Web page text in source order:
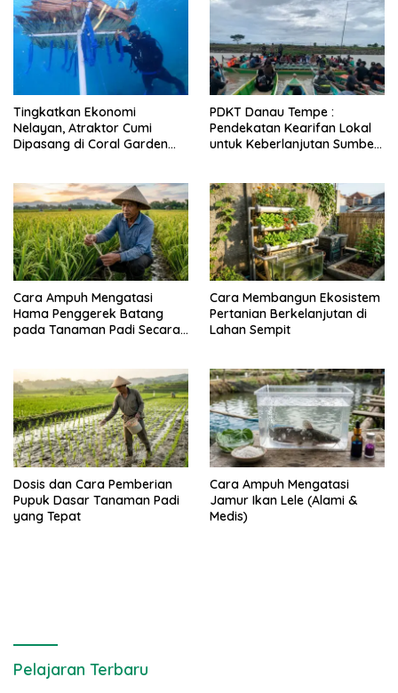
Tingkatkan Ekonomi
Nelayan, Atraktor Cumi
Dipasang di Coral Garden
PDKT Danau Tempe :
Pendekatan Kearifan Lokal
untuk Keberlanjutan Sumber
Cara Ampuh Mengatasi
Hama Penggerek Batang
pada Tanaman Padi Secara
Cara Membangun Ekosistem
Pertanian Berkelanjutan di
Lahan Sempit
Dosis dan Cara Pemberian
Pupuk Dasar Tanaman Padi
yang Tepat
Cara Ampuh Mengatasi
Jamur Ikan Lele (Alami &
Medis)
Pelajaran Terbaru